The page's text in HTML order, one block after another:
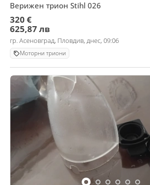
Верижен трион Stihl 026
320 €
625,87 лв
гр. Асеновград, Пловдив, днес, 09:06
Моторни триони